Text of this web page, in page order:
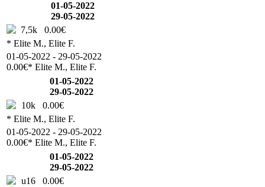
01-05-2022
29-05-2022
7,5k
0.00€
* Elite M., Elite F.
01-05-2022 - 29-05-2022
0.00€* Elite M., Elite F.
01-05-2022
29-05-2022
10k
0.00€
* Elite M., Elite F.
01-05-2022 - 29-05-2022
0.00€* Elite M., Elite F.
01-05-2022
29-05-2022
u16
0.00€